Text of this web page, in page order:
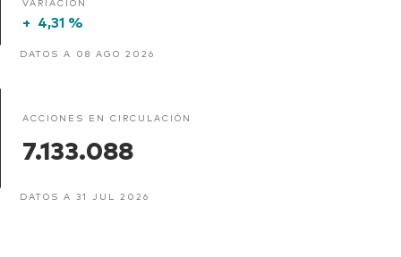
+ 4,31 %
DATOS A 08 AGO 2026
ACCIONES EN CIRCULACIÓN
7.133.088
DATOS A 31 JUL 2026